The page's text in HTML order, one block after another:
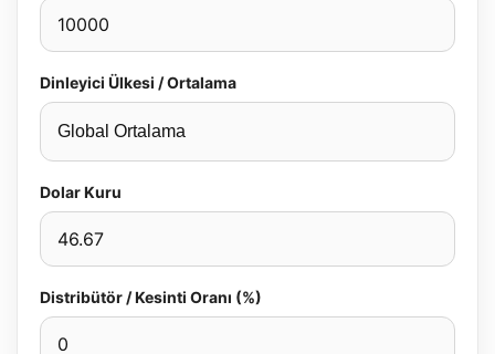
Dinleyici Ülkesi / Ortalama
Dolar Kuru
Distribütör / Kesinti Oranı (%)